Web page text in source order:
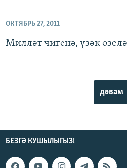
ОКТЯБРЬ 27, 2011
Милләт чигенә, үзәк өзелә
дәвам
БЕЗГӘ КУШЫЛЫГЫЗ!